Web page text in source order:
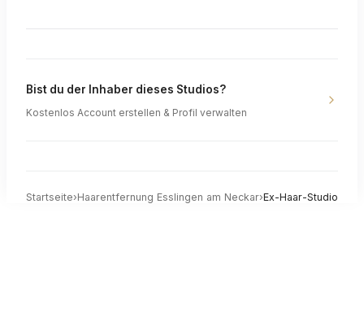
Bist du der Inhaber dieses Studios?
Kostenlos Account erstellen & Profil verwalten
Startseite›Haarentfernung Esslingen am Neckar›Ex-Haar-Studio